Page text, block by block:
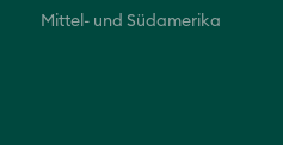
Mittel- und Südamerika